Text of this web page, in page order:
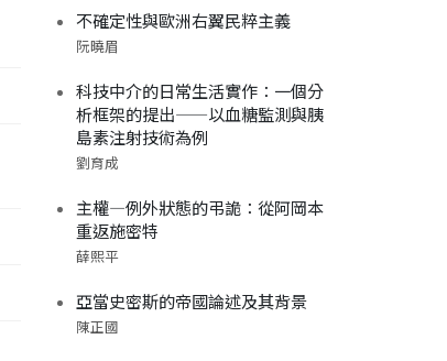
不確定性與歐洲右翼民粹主義
阮曉眉
科技中介的日常生活實作：一個分
析框架的提出——以血糖監測與胰
島素注射技術為例
劉育成
主權—例外狀態的弔詭：從阿岡本
重返施密特
薛熙平
亞當史密斯的帝國論述及其背景
陳正國